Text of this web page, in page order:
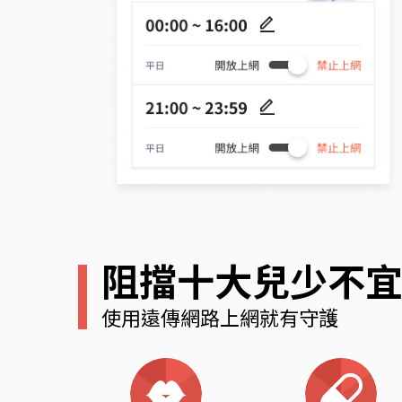
阻擋十大兒少不
使用遠傳網路上網就有守護